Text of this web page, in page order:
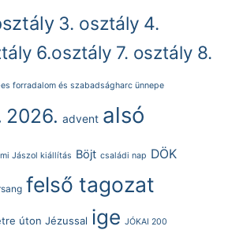
3. osztály 4.
6.osztály 7. osztály 8.
forradalom és szabadságharc ünnepe
2026. advent alsó
Jászol kiállítás Böjt családi nap DÖK
felső tagozat
úton Jézussal ige JÓKAI 200